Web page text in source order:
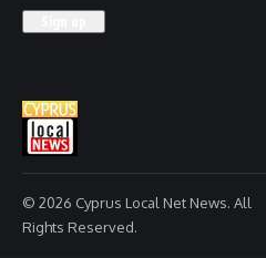
© 2026 Cyprus Local Net News. All
Rights Reserved.